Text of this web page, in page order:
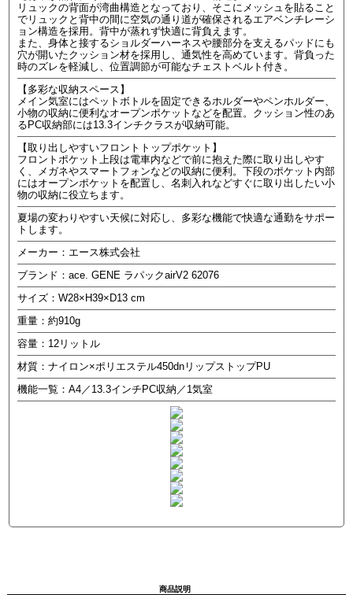
リュックの背面が湾曲構造となっており、そこにメッシュを貼ること
でリュックと背中の間に空気の通り道が確保されるエアベンチレーシ
ョン構造を採用。背中が蒸れず快適に背負えます。
また、身体と接するショルダーハーネスや腰部分を支えるパッドにも
穴が開いたクッション材を採用し、通気性を高めています。背負った
時のズレを軽減し、位置調節が可能なチェストベルト付き。
【多彩な収納スペース】
メイン気室にはペットボトルを固定できるホルダーやペンホルダー、
小物の収納に便利なオープンポケットなどを配置。クッション性のあ
るPC収納部には13.3インチクラスが収納可能。
【取り出しやすいフロントトップポケット】
フロントポケット上段は電車内などで前に抱えた際に取り出しやす
く、メガネやスマートフォンなどの収納に便利。下段のポケット内部
にはオープンポケットを配置し、名刺入れなどすぐに取り出したい小
物の収納に役立ちます。
夏場の変わりやすい天候に対応し、多彩な機能で快適な通勤をサポー
トします。
メーカー：エース株式会社
ブランド：ace. GENE ラパックairV2 62076
サイズ：W28×H39×D13 cm
重量：約910g
容量：12リットル
材質：ナイロン×ポリエステル450dnリップストップPU
機能一覧：A4／13.3インチPC収納／1気室
商品説明